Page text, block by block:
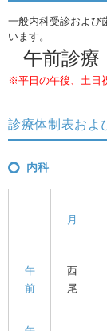
一般内科受診および
います。
午前診療
※平日の午後、土日
診療体制表およ
内科
月
午
前
西
尾